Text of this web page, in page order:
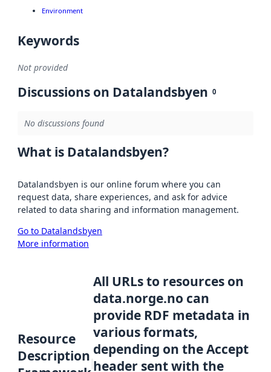
Environment
Keywords
Not provided
Discussions on Datalandsbyen 0
No discussions found
What is Datalandsbyen?
Datalandsbyen is our online forum where you can
request data, share experiences, and ask for advice
related to data sharing and information management.
Go to Datalandsbyen
More information
Resource
Description
All URLs to resources on
data.norge.no can
provide RDF metadata in
various formats,
depending on the Accept
header sent with the